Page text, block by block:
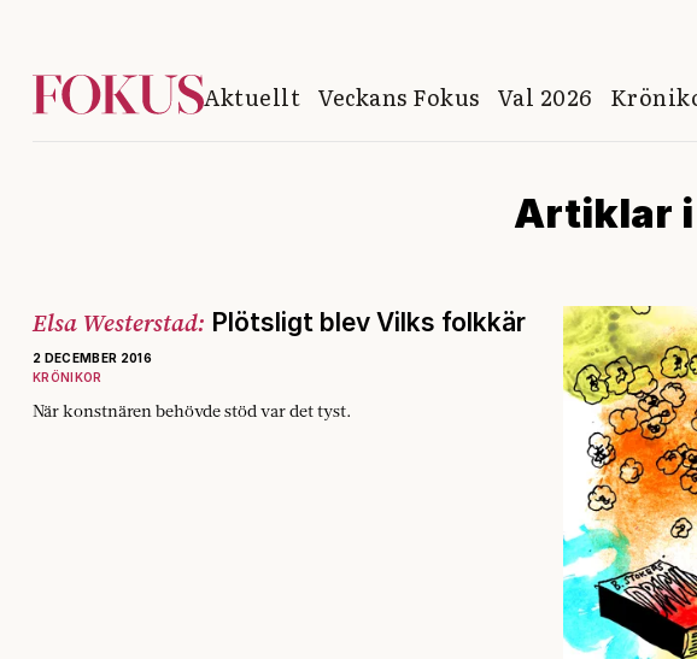
Aktuellt Veckans Fokus Val 2026
Artiklar i
Elsa Westerstad: Plötsligt blev Vilks folkkär
2 DECEMBER 2016
KRÖNIKOR
När konstnären behövde stöd var det tyst.